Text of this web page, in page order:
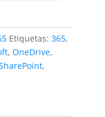
Etiquetas: 365,
, OneDrive,
,